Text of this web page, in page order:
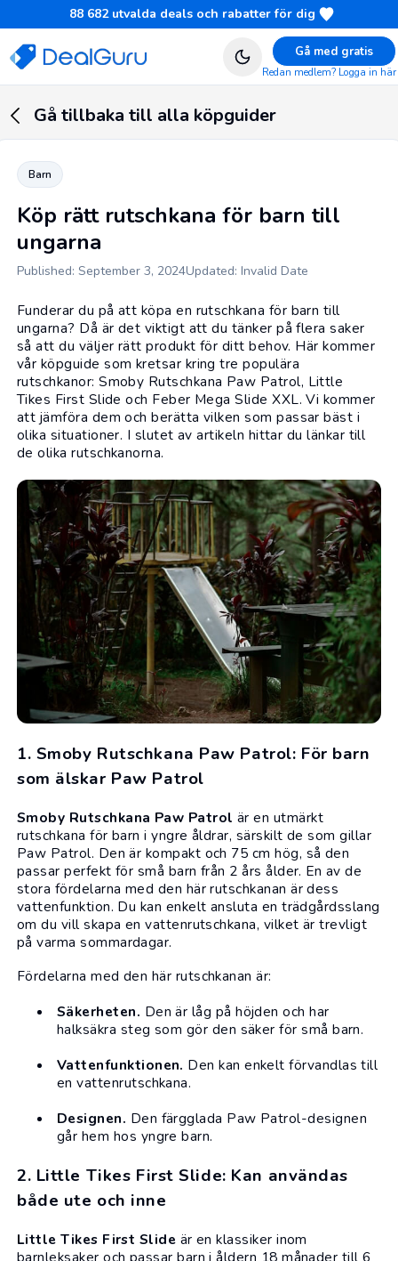
88 682 utvalda deals och rabatter för dig
Gå med gratis
Redan medlem? Logga in här
Gå tillbaka till alla köpguider
Barn
Köp rätt rutschkana för barn till
ungarna
Published: September 3, 2024Updated: Invalid Date
Funderar du på att köpa en rutschkana för barn till
ungarna? Då är det viktigt att du tänker på flera saker
så att du väljer rätt produkt för ditt behov. Här kommer
vår köpguide som kretsar kring tre populära
rutschkanor: Smoby Rutschkana Paw Patrol, Little
Tikes First Slide och Feber Mega Slide XXL. Vi kommer
att jämföra dem och berätta vilken som passar bäst i
olika situationer. I slutet av artikeln hittar du länkar till
de olika rutschkanorna.
1. Smoby Rutschkana Paw Patrol: För barn
som älskar Paw Patrol
Smoby Rutschkana Paw Patrol är en utmärkt
rutschkana för barn i yngre åldrar, särskilt de som gillar
Paw Patrol. Den är kompakt och 75 cm hög, så den
passar perfekt för små barn från 2 års ålder. En av de
stora fördelarna med den här rutschkanan är dess
vattenfunktion. Du kan enkelt ansluta en trädgårdsslang
om du vill skapa en vattenrutschkana, vilket är trevligt
på varma sommardagar.
Fördelarna med den här rutschkanan är:
Säkerheten. Den är låg på höjden och har
halksäkra steg som gör den säker för små barn.
Vattenfunktionen. Den kan enkelt förvandlas till
en vattenrutschkana.
Designen. Den färgglada Paw Patrol-designen
går hem hos yngre barn.
2. Little Tikes First Slide: Kan användas
både ute och inne
Little Tikes First Slide är en klassiker inom
barnleksaker och passar barn i åldern 18 månader till 6